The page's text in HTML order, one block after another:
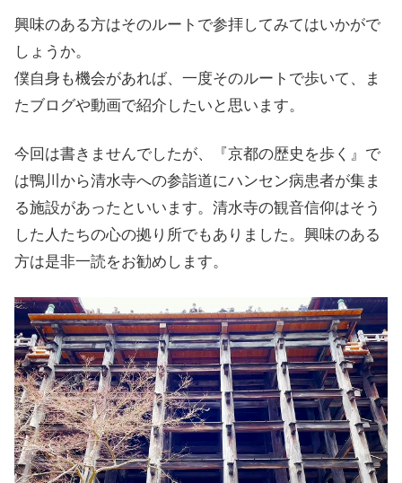
興味のある方はそのルートで参拝してみてはいかがで
しょうか。
僕自身も機会があれば、一度そのルートで歩いて、ま
たブログや動画で紹介したいと思います。
今回は書きませんでしたが、『京都の歴史を歩く』で
は鴨川から清水寺への参詣道にハンセン病患者が集ま
る施設があったといいます。清水寺の観音信仰はそう
した人たちの心の拠り所でもありました。興味のある
方は是非一読をお勧めします。